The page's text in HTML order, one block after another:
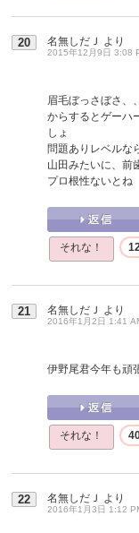
20 名無しだＪ より
2015年12月9日 3:08
眉毛ぼっさぼさ、
からするとゲーハ
しょ
問題ありレベルな
山田みたいに、前
プロ根性ないとね
それな！
21 名無しだＪ より
2016年1月2日 1:41
伊野尾君今年も頑
それな！
22 名無しだＪ より
2016年1月3日 1:12